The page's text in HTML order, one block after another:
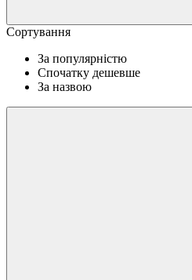
Сортування
За популярністю
Спочатку дешевше
За назвою